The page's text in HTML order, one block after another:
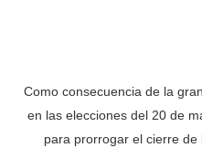
Como consecuencia de la
en las elecciones del 20 de
para prorrogar el cierre